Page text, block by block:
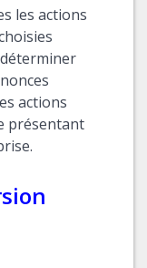
les actions
actions
présentant